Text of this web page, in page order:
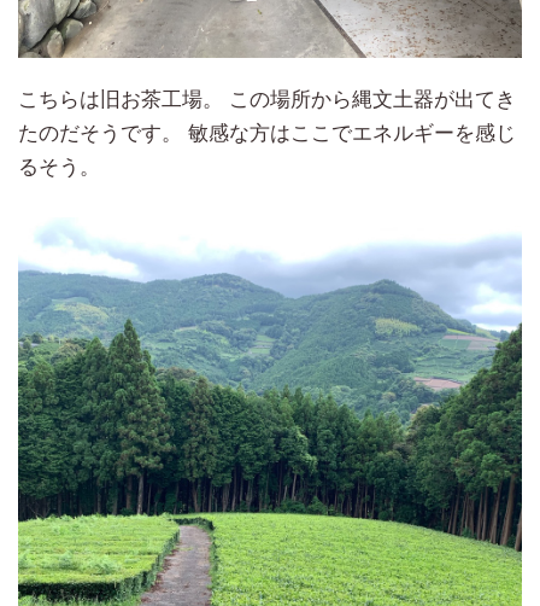
こちらは旧お茶工場。 この場所から縄文土器が出てき
たのだそうです。 敏感な方はここでエネルギーを感じ
るそう。